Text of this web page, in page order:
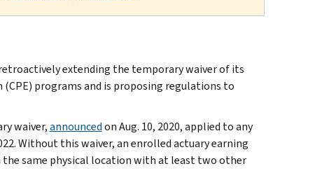
extending the temporary waiver of its
programs and is proposing regulations to
waiver,announcedon Aug. 10, 2020, applied to any
Without this waiver, an enrolled actuary earning
same physical location with at least two other